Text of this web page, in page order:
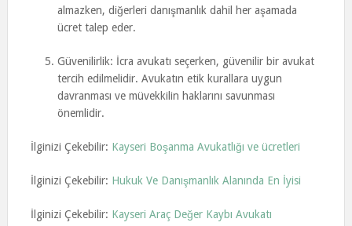
almazken, diğerleri danışmanlık dahil her aşamada
ücret talep eder.
Güvenilirlik: İcra avukatı seçerken, güvenilir bir avukat
tercih edilmelidir. Avukatın etik kurallara uygun
davranması ve müvekkilin haklarını savunması
önemlidir.
İlginizi Çekebilir: Kayseri Boşanma Avukatlığı ve ücretleri
İlginizi Çekebilir: Hukuk Ve Danışmanlık Alanında En İyisi
İlginizi Çekebilir: Kayseri Araç Değer Kaybı Avukatı